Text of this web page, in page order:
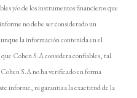
y/o de los instrumentos financieros que
no debe ser considerado un
la información contenida en el
Cohen S.A considera confiables, tal
S.A no ha verificado en forma
informe, ni garantiza la exactitud de la